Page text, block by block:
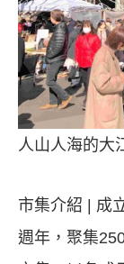
人山人海的大
市集介紹 | 成
週年，聚集